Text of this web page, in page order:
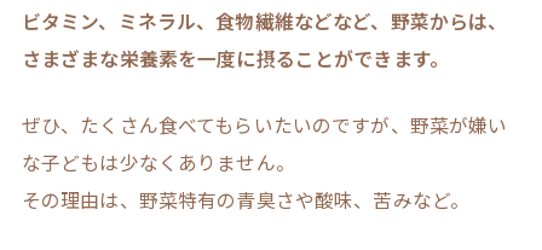
ビタミン、ミネラル、食物繊維などなど、野菜からは、
さまざまな栄養素を一度に摂ることができます。
ぜひ、たくさん食べてもらいたいのですが、野菜が嫌い
な子どもは少なくありません。
その理由は、野菜特有の青臭さや酸味、苦みなど。